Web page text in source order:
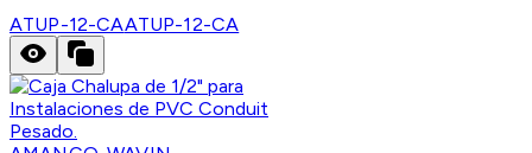
ATUP-12-CAATUP-12-CA